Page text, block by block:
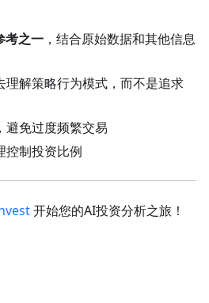
考之一 ，结合原始数据和其他信息
理解策略行为模式，而不是追求
避免过度频繁交易
控制投资比例
开始您的AI投资分析之旅！